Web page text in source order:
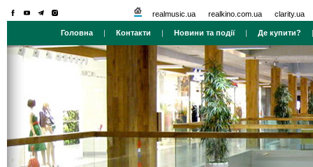
realmusic.ua realkino.com.ua clarity.ua
Головна | Контакти | Новини та події| Де купити?